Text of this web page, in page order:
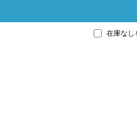
在庫なし